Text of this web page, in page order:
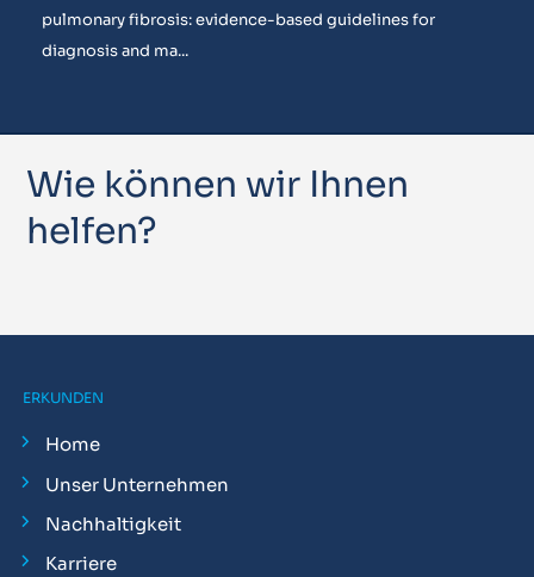
pulmonary fibrosis: evidence-based guidelines for
diagnosis and ma...
Wie können wir Ihnen
helfen?
ERKUNDEN
Home
Unser Unternehmen
Nachhaltigkeit
Karriere